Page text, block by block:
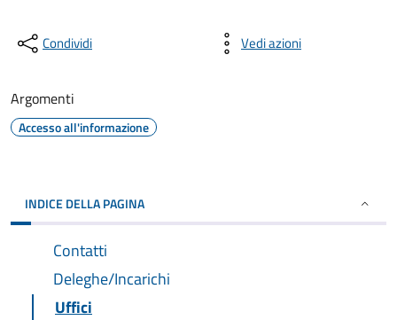
Condividi Vedi azioni
Argomenti
Accesso all'informazione
INDICE DELLA PAGINA
Contatti
Deleghe/Incarichi
Uffici